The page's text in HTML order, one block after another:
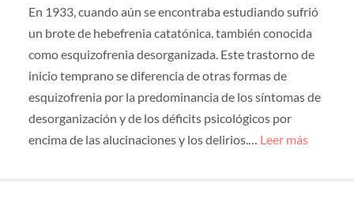
En 1933, cuando aún se encontraba estudiando sufrió
un brote de hebefrenia catatónica. también conocida
como esquizofrenia desorganizada. Este trastorno de
inicio temprano se diferencia de otras formas de
esquizofrenia por la predominancia de los síntomas de
desorganización y de los déficits psicológicos por
encima de las alucinaciones y los delirios.… Leer más